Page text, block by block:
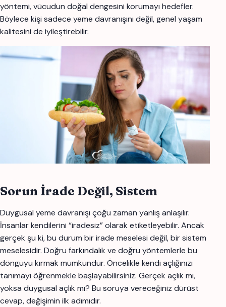
yöntemi, vücudun doğal dengesini korumayı hedefler.
Böylece kişi sadece yeme davranışını değil, genel yaşam
kalitesini de iyileştirebilir.
Sorun İrade Değil, Sistem
Duygusal yeme davranışı çoğu zaman yanlış anlaşılır.
İnsanlar kendilerini “iradesiz” olarak etiketleyebilir. Ancak
gerçek şu ki, bu durum bir irade meselesi değil, bir sistem
meselesidir. Doğru farkındalık ve doğru yöntemlerle bu
döngüyü kırmak mümkündür. Öncelikle kendi açlığınızı
tanımayı öğrenmekle başlayabilirsiniz. Gerçek açlık mı,
yoksa duygusal açlık mı? Bu soruya vereceğiniz dürüst
cevap, değişimin ilk adımıdır.